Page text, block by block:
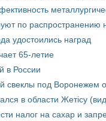
по распространению
удостоились наград
65-летие
в России
свеклы под Воронежем
в области Жетісу
налог на сахар и